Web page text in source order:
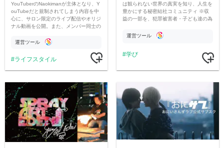
YouTuberのNaokimanが主体となり、Y
ouTubeだと規制されてしまう内容を中
心に、サロン限定のライブ配信やオリジ
ナル動画を公開。また、メンバー同士の
ただいています。
運営ツール
ライフスタイル
は観られない世界の真実を知り、人生を
豊かにする秘密結社コミュニティ ※収
益の一部を、犯罪被害者・子ども達の為
す運営ツール
学び